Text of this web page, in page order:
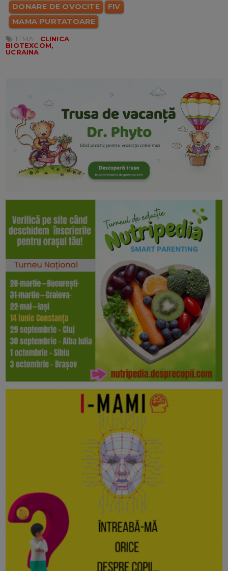
DONARE DE OVOCITE
FIV
MAMA PURTATOARE
TEMA:
CLINICA
BIOTEXCOM,
UCRAINA